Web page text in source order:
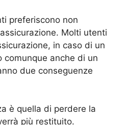
preferiscono non
Molti utenti
in caso di un
comunque anche di un
due conseguenze
è quella di perdere la
più restituito.